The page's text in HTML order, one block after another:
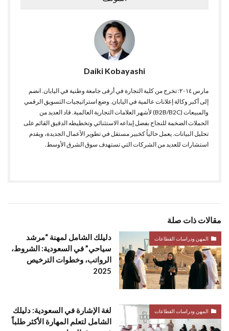
Daiki Kobayashi
مارس ٢٠١٤: تخرج من كلية التجارة في أرقى جامعة وطنية في اليابان. انضم
إلى أكبر وكالة إعلانات عالمية في اليابان. وضع استراتيجيات التسويق الرقمي
والمبيعات (B2B/B2C) لأشهر العلامات التجارية العالمية. قاد العديد من
الحملات الضخمة للنجاح بفضل إبداعه الاستثنائي وتخطيطه الدقيق القائم على
تحليل البيانات. يعمل حالياً كخبير مستقل في تطوير الأعمال الجديدة، ويقدم
استشارات للعديد من الشركات التي تستهدف سوق الشرق الأوسط.
مقالات ذات صلة
المهن ودراسات القطاعات
دليلك الشامل لمهنة “مرشد
سياحي” في السعودية: الشروط،
الرواتب، وخطوات الترخيص
2025
المهن ودراسات القطاعات
لغة الإشارة في السعودية: دليلك
الشامل لتعلم المهارة الأكثر طلباً